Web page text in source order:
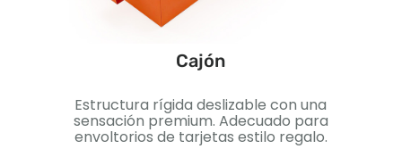
Cajón
Estructura rígida deslizable con una
sensación premium. Adecuado para
envoltorios de tarjetas estilo regalo.